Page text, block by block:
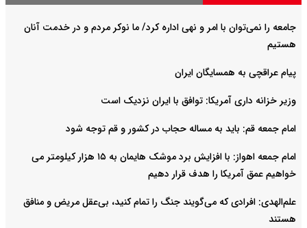
جامعه را نمی‌توان با امر و نهی اداره کرد/ ما نوکر مردم و در خدمت آنان
هستیم
پیام عراقچی به همسایگان ایران
وزیر خزانه داری آمریکا: توافق با ایران نزدیک است
امام جمعه قم: باید به مساله حجاب در کشور و قم توجه شود
امام‌ جمعه اهواز: با افزایش برد موشک هایمان به ۱۵ هزار کیلومتر می
خواهیم عمق آمریکا را هدف قرار دهیم
علم‌الهدی: افرادی که می‌گویند جنگ را تمام کنید، بی‌عقل مریض و منافق
هستند